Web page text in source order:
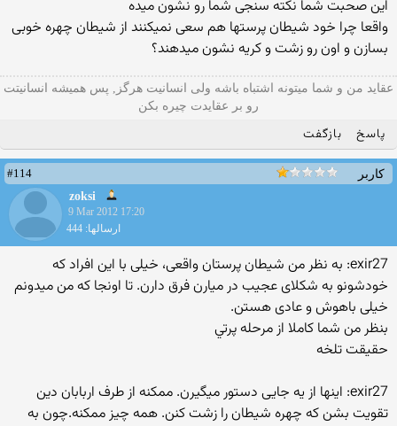
این صحبت شما نکته سنجی شما رو نشون میده
واقعا چرا خود شیطان پرستها هم سعی نمیکنند از شیطان چهره خوبی
بسازن و اون رو زشت و کریه نشون میدهند؟
عقاید من و شما میتونه اشتباه باشه ولی انسانیت هرگز, پس همیشه انسانیتت
رو بر عقایدت چیره بکن
پاسخ بازگفت
کاربر
#114
zoksi
9 Mar 2012 17:20
ارسالها: 444
exir27: به نظر من شیطان پرستان واقعی، خیلی با این افراد که
خودشونو به شکلای عجیب در میارن فرق دارن. تا اونجا که من میدونم
خیلی باهوش و عادی هستن.
بنظر من شما كاملا از مرحله پرتي
حقيقت تلخه
exir27: اینها از یه جایی دستور میگیرن. ممکنه از طرف اربابان دین
تقویت بشن که چهره شیطان را زشت کنن. همه چیز ممکنه.چون به